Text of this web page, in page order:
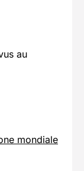
au
mondiale